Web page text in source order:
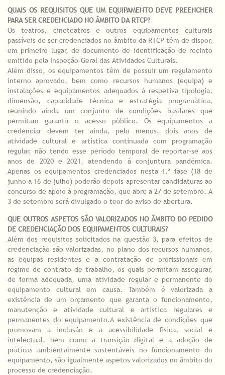
QUAIS OS REQUISITOS QUE UM EQUIPAMENTO DEVE PREENCHER
PARA SER CREDENCIADO NO ÂMBITO DA RTCP?
Os teatros, cineteatros e outros equipamentos culturais
passíveis de ser credenciados no âmbito da RTCP têm de dispor,
em primeiro lugar, de documento de identificação de recinto
emitido pela Inspeção-Geral das Atividades Culturais.
Além disso, os equipamentos têm de possuir um regulamento
interno aprovado, bem como recursos humanos (equipa) e
instalações e equipamentos adequados à respetiva tipologia,
dimensão, capacidade técnica e estratégia programática,
reunindo ainda um conjunto de condições basilares que
permitam garantir o acesso público. Os equipamentos a
credenciar devem ter ainda, pelo menos, dois anos de
atividade cultural e artística continuada com programação
regular, não tendo esse período temporal de reportar-se aos
anos de 2020 e 2021, atendendo à conjuntura pandémica.
Apenas os equipamentos credenciados nesta 1.ª fase (18 de
junho a 16 de julho) poderão depois apresentar candidaturas ao
concurso de apoio à programação, que abre a 27 de setembro. A
3 de setembro será divulgado o teor do aviso de abertura.
QUE OUTROS ASPETOS SÃO VALORIZADOS NO ÂMBITO DO PEDIDO
DE CREDENCIAÇÃO DOS EQUIPAMENTOS CULTURAIS?
Além dos requisitos solicitados na questão 3, para efeitos de
credenciação são valorizadas, no plano dos recursos humanos,
as equipas residentes e a contratação de profissionais em
regime de contrato de trabalho, os quais permitam assegurar,
de forma adequada, uma atividade regular e permanente do
equipamento cultural em causa. Também é valorizada a
existência de um orçamento que garanta o funcionamento,
manutenção e atividade cultural e artística regulares e
permanentes do equipamento.A existência de condições que
promovam a inclusão e a acessibilidade física, social e
intelectual, bem como a transição digital e a adoção de
práticas ambientalmente sustentáveis no funcionamento do
equipamento, são igualmente aspetos valorizados no âmbito do
processo de credenciação.